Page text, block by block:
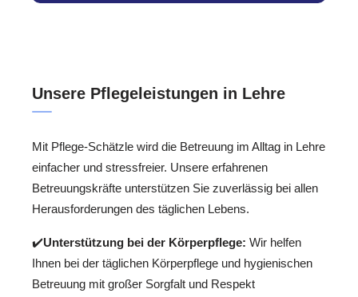
Unsere Pflegeleistungen in Lehre
Mit Pflege-Schätzle wird die Betreuung im Alltag in Lehre
einfacher und stressfreier. Unsere erfahrenen
Betreuungskräfte unterstützen Sie zuverlässig bei allen
Herausforderungen des täglichen Lebens.
✔️Unterstützung bei der Körperpflege: Wir helfen
Ihnen bei der täglichen Körperpflege und hygienischen
Betreuung mit großer Sorgfalt und Respekt